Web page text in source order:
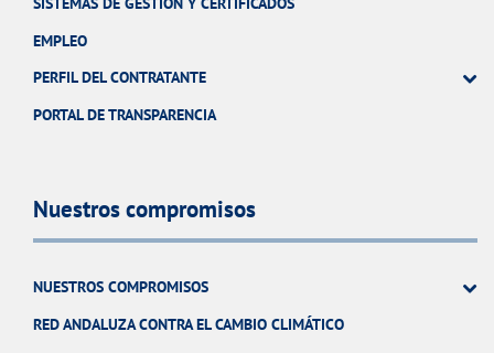
EMPLEO
PERFIL DEL CONTRATANTE
PORTAL DE TRANSPARENCIA
Nuestros compromisos
NUESTROS COMPROMISOS
RED ANDALUZA CONTRA EL CAMBIO CLIMÁTICO